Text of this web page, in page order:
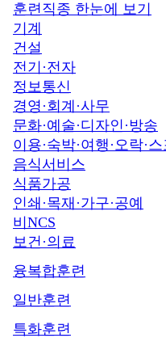
훈련직종 한눈에 보기
기계
건설
전기·전자
정보통신
경영·회계·사무
문화·예술·디자인·방송
이용·숙박·여행·오락·
음식서비스
식품가공
인쇄·목재·가구·공예
비NCS
보건·의료
융복합훈련
일반훈련
특화훈련